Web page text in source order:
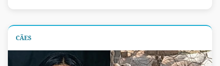
CÃES